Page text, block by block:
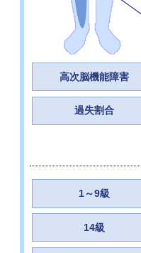
高次脳機能障害
過失割合
1～9級
14級